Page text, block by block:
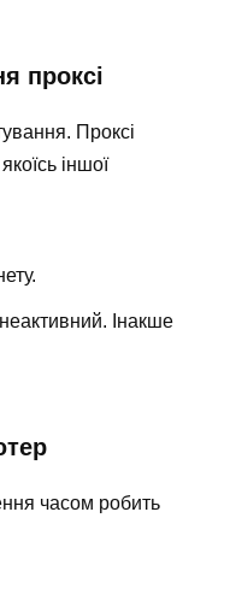
проксі
Проксі
іншої
Інакше
часом робить